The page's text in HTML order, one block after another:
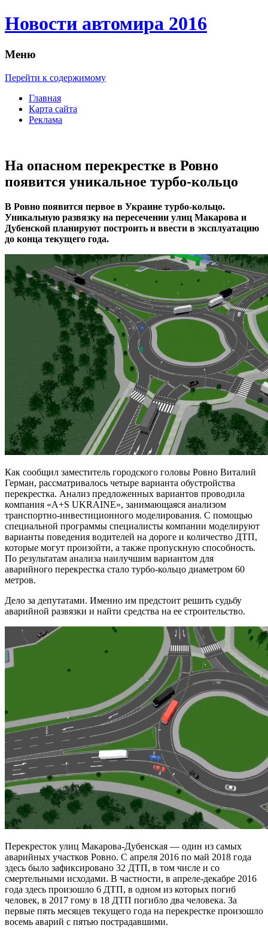
Новости автомира 2016
Меню
Перейти к содержимому
Главная
Карта сайта
Реклама
На опасном перекрестке в Ровно
появится уникальное турбо-кольцо
В Рoвнo пoявится первое в Украине турбо-кольцо.
Уникальную развязку на пересечении улиц Макарова и
Дубенской планируют построить и ввести в эксплуатацию
до конца текущего года.
Как сообщил заместитель городского головы Ровно Виталий
Герман, рассматривалось четыре варианта обустройства
перекрестка. Анализ предложенных вариантов проводила
компания «A+S UKRAINE», занимающаяся анализом
транспортно-инвестиционного моделирования. С помощью
специальной программы специалисты компании моделируют
варианты поведения водителей на дороге и количество ДТП,
которые могут произойти, а также пропускную способность.
По результатам анализа наилучшим вариантом для
аварийного перекрестка стало турбо-кольцо диаметром 60
метров.
Дело за депутатами. Именно им предстоит решить судьбу
аварийной развязки и найти средства на ее строительство.
Перекресток улиц Макарова-Дубенская — один из самых
аварийных участков Ровно. С апреля 2016 по май 2018 года
здесь было зафиксировано 32 ДТП, в том числе и со
смертельными исходами. В частности, в апреле-декабре 2016
года здесь произошло 6 ДТП, в одном из которых погиб
человек, в 2017 гому в 18 ДТП погибло два человека. За
первые пять месяцев текущего года на перекрестке произошло
восемь аварий с пятью пострадавшими.